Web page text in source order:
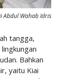
Abdul Wahab Idris
tangga,
Bahkan
yaitu Kiai